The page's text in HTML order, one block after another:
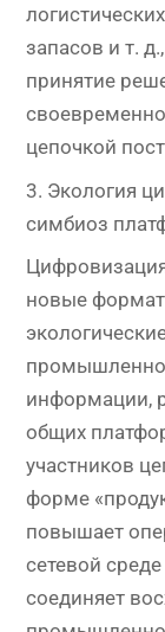
запасов и т.
принятие
цепочкой
3. Экология
симбиоз
новые
информации,
общих
участников
форме
повышает
сетевой
соединяет